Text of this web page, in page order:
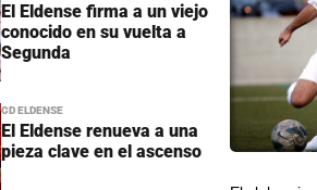
El Eldense firma a un viejo
conocido en su vuelta a
Segunda
CD ELDENSE
El Eldense renueva a una
pieza clave en el ascenso